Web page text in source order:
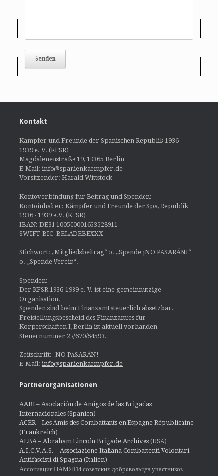
Kontakt
Kämpfer und Freunde der Spanischen Republik 1936–
1939 e. V. (KFSR)
Magdalenenstraße 19, 10365 Berlin
E-Mail: info@spanienkaempfer.de
Vorsitzender: Harald Wittstock
Kontoverbindung für Beitrag und Spenden:
Kontoinhaber: Kämpfer und Freunde der Spa, Republik
1936 - 1939 e.V. (KFSR)
IBAN: DE31 100500001653528911
SWIFT-BIC: BELADEBEXXX
Stichwort: „Mitgliedsbeitrag“ o. „Spende ¡NO PASARÁN!“
o. „Spende Verein“.
Spenden:
Der KFSR 1936-1939 e. V. ist eine gemeinnützige
Organisation.
Spenden sind beim Finanzamt steuerlich absetzbar.
Freistellungsbescheid des Finanzamtes für
Körperschaften I, Berlin ist aktuell vorhanden
Steuernummer 27/670/54593.
Zeitschrift: ¡NO PASARÁN!
E-Mail: info@spanienkaempfer.de
Partnerorganisationen
AABI – Asociación de Amigos de las Brigadas
Internacionales (Spanien)
ACER – Les Amis des Combattants en Espagne Républicaine
(Frankreich)
ALBA – Abraham Lincoln Brigade Archives (USA)
A.I.C.V.A.S. – Associazione Italiana Combattenti Volontari
Antifascisti di Spagna (Italien)
Ассоциация ПАМЯТИ советских добровольцев участников